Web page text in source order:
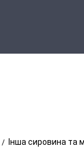
Інша сировина та